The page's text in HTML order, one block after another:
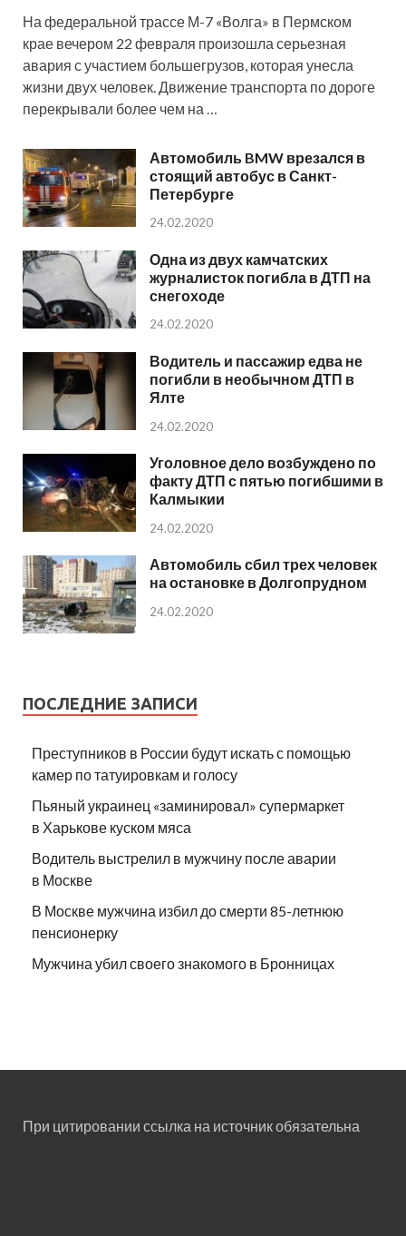
На федеральной трассе М-7 «Волга» в Пермском
крае вечером 22 февраля произошла серьезная
авария с участием большегрузов, которая унесла
жизни двух человек. Движение транспорта по дороге
перекрывали более чем на …
Автомобиль BMW врезался в
стоящий автобус в Санкт-
Петербурге
24.02.2020
Одна из двух камчатских
журналисток погибла в ДТП на
снегоходе
24.02.2020
Водитель и пассажир едва не
погибли в необычном ДТП в
Ялте
24.02.2020
Уголовное дело возбуждено по
факту ДТП с пятью погибшими в
Калмыкии
24.02.2020
Автомобиль сбил трех человек
на остановке в Долгопрудном
24.02.2020
ПОСЛЕДНИЕ ЗАПИСИ
Преступников в России будут искать с помощью
камер по татуировкам и голосу
Пьяный украинец «заминировал» супермаркет
в Харькове куском мяса
Водитель выстрелил в мужчину после аварии
в Москве
В Москве мужчина избил до смерти 85-летнюю
пенсионерку
Мужчина убил своего знакомого в Бронницах
При цитировании ссылка на источник обязательна